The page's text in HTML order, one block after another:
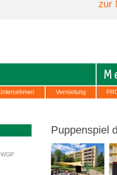
zur
Vermietung
Puppenspiel